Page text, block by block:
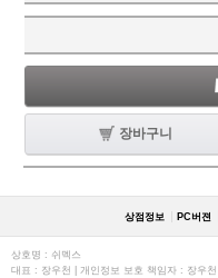
장바구니
상점정보 PC버젼
상호명 : 쉬멕스
대표 : 장우천 | 개인정보 보호 책임자 : 장우천